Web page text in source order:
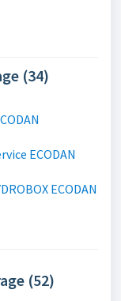
(34)
ECODAN
ECODAN
(52)